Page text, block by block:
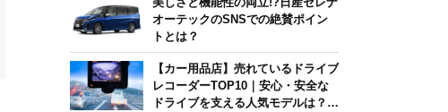
オーテックのSNSでの絶賛ポイン
トとは？
【カー用品店】売れているドライブ
レコーダーTOP10｜安心・安全な
ドライブを支える人気モデルは？